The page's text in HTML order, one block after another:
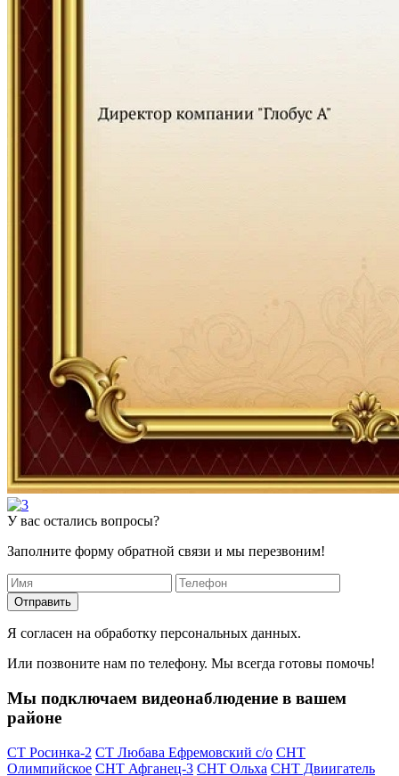
У вас остались вопросы?
Заполните форму обратной связи и мы перезвоним!
Отправить
Я согласен на обработку персональных данных.
Или позвоните нам по телефону. Мы всегда готовы помочь!
Мы подключаем видеонаблюдение в вашем
районе
СТ Росинка-2 СТ Любава Ефремовский с/о СНТ
Олимпийское СНТ Афганец-3 СНТ Ольха СНТ Двиигатель